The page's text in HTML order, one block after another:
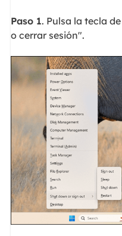
Paso 1. Pulsa la tecla
o cerrar sesión".